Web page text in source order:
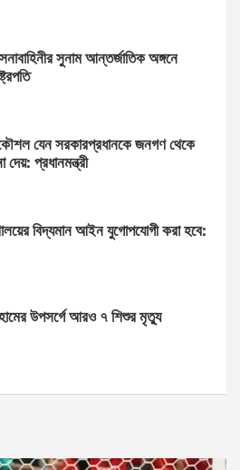
সুনাম আন্তর্জাতিক অঙ্গনে
যেন সরকারপ্রধানকে জনগণ থেকে
দেয়: প্রধানমন্ত্রী
বিদ্যমান আইন যুগোপযোগী করা হবে:
উপসর্গে আরও ৭ শিশুর মৃত্যু